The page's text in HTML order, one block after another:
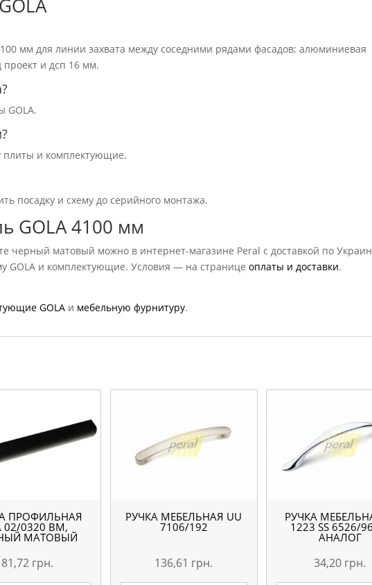
мм для линии захвата между соседними рядами фасадов; алюминиевая
проект и дсп 16 мм.
GOLA.
плиты и комплектующие.
посадку и схему до серийного монтажа.
GOLA 4100 мм
черный матовый можно в интернет-магазине Peral с доставкой по
GOLA и комплектующие. Условия — на страницеоплаты и доставки.
GOLA и мебельную фурнитуру.
ПРОФИЛЬНАЯ
02/0320 BM,
МАТОВЫЙ
81,72 грн.
РУЧКА МЕБЕЛЬНАЯ UU
7106/192
136,61 грн.
РУЧКА
1223 SS 6526/
АНАЛОГ
34,20 грн.